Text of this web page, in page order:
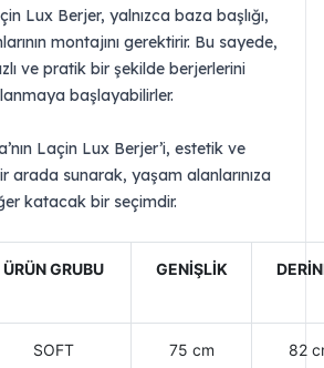
Lux Berjer, yalnızca baza başlığı,
montajını gerektirir. Bu sayede,
ve pratik bir şekilde berjerlerini
başlayabilirler.
Laçin Lux Berjer’i, estetik ve
arada sunarak, yaşam alanlarınıza
katacak bir seçimdir.
ÜRÜN GRUBU GENİŞLİK
SOFT 75 cm 82